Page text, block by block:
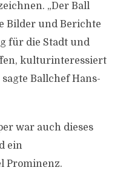
„Der Ball
Bilder und Berichte
für die Stadt und
kulturinteressiert
Ballchef Hans-
war auch dieses
ein
Prominenz.